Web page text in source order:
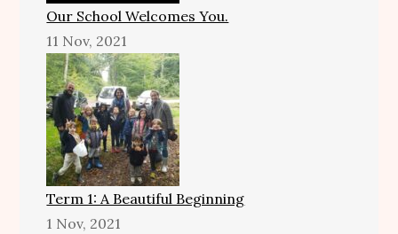
Our School Welcomes You.
11 Nov, 2021
Term 1: A Beautiful Beginning
1 Nov, 2021